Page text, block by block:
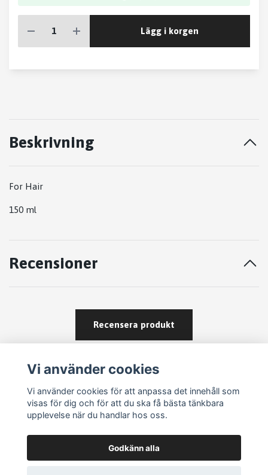
Lägg i korgen
Beskrivning
For Hair
150 ml
Recensioner
Recensera produkt
Vi använder cookies
Vi använder cookies för att anpassa det innehåll som
visas för dig och för att du ska få bästa tänkbara
upplevelse när du handlar hos oss.
Godkänn alla